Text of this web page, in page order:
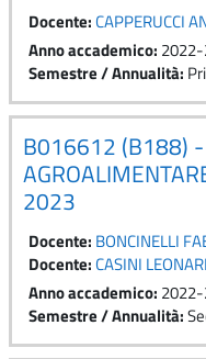
Docente:CAPPERUCCI
Anno accademico:
Semestre / Annualità:
B016612 (B188) -
2023
Docente: BONCINELLI
Docente:CASINI
Anno accademico:
Semestre / Annualità: